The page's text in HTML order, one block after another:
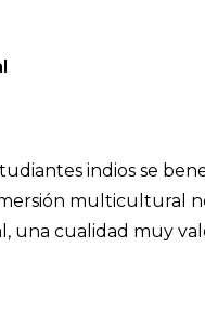
indios se
multicultural
una cualidad muy